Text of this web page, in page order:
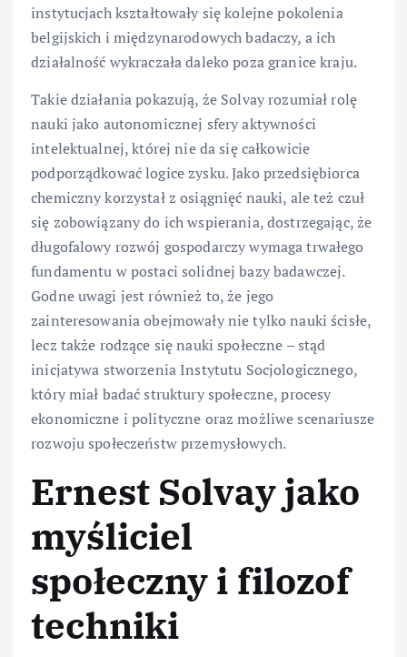
instytucjach kształtowały się kolejne pokolenia
belgijskich i międzynarodowych badaczy, a ich
działalność wykraczała daleko poza granice kraju.
Takie działania pokazują, że Solvay rozumiał rolę
nauki jako autonomicznej sfery aktywności
intelektualnej, której nie da się całkowicie
podporządkować logice zysku. Jako przedsiębiorca
chemiczny korzystał z osiągnięć nauki, ale też czuł
się zobowiązany do ich wspierania, dostrzegając, że
długofalowy rozwój gospodarczy wymaga trwałego
fundamentu w postaci solidnej bazy badawczej.
Godne uwagi jest również to, że jego
zainteresowania obejmowały nie tylko nauki ścisłe,
lecz także rodzące się nauki społeczne – stąd
inicjatywa stworzenia Instytutu Socjologicznego,
który miał badać struktury społeczne, procesy
ekonomiczne i polityczne oraz możliwe scenariusze
rozwoju społeczeństw przemysłowych.
Ernest Solvay jako
myśliciel
społeczny i filozof
techniki